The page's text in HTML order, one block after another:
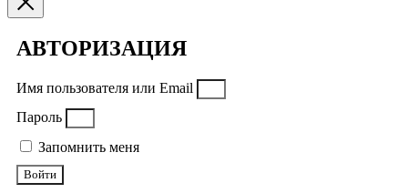
АВТОРИЗАЦИЯ
Имя пользователя или Email
Пароль
Запомнить меня
Войти